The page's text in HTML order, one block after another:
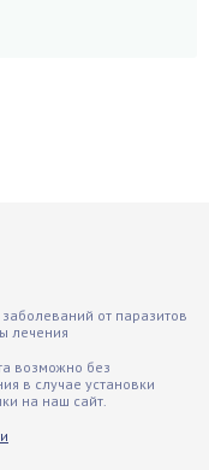
от паразитов
лечения
возможно без
в случае установки
на наш сайт.